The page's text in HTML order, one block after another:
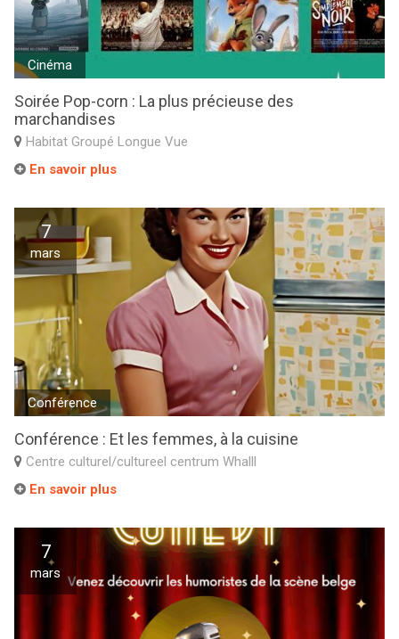
Cinéma
Soirée Pop-corn : La plus précieuse des
marchandises
Habitat Groupé Longue Vue
En savoir plus
7
mars
Conférence
Conférence : Et les femmes, à la cuisine
Centre culturel/cultureel centrum Whalll
En savoir plus
7
mars